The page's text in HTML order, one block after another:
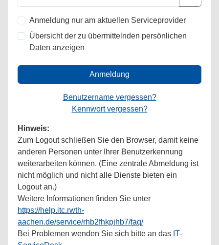
Anmeldung nur am aktuellen Serviceprovider
Übersicht der zu übermittelnden persönlichen
Daten anzeigen
Anmeldung
Benutzername vergessen?
Kennwort vergessen?
Hinweis:
Zum Logout schließen Sie den Browser, damit keine
anderen Personen unter Ihrer Benutzerkennung
weiterarbeiten können. (Eine zentrale Abmeldung ist
nicht möglich und nicht alle Dienste bieten ein
Logout an.)
Weitere Informationen finden Sie unter
https://help.itc.rwth-
aachen.de/service/rhb2fhkpjhb7/faq/
Bei Problemen wenden Sie sich bitte an das IT-